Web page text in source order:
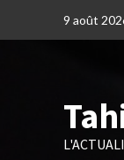
9 août